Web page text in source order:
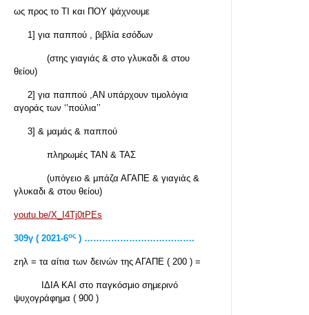
ως προς το ΤΙ και ΠΟΥ ψάχνουμε
1] για παππού , βιβλία εσόδων
(στης γιαγιάς & στο γλυκαδι & στου
θείου)
2] για παππού ,ΑΝ υπάρχουν τιμολόγια
αγοράς των ‘’πούλια’’
3] & μαμάς & παππού
πληρωμές ΤΑΝ & ΤΑΣ
(υπόγειο & μπάζα ΑΓΑΠΕ & γιαγιάς &
γλυκαδι & στου θείου)
youtu.be/X_I4Tj0tPEs
309γ ( 2021-6ος ) ……………………………….
zηλ = τα αίτια των δεινών της ΑΓΑΠΕ ( 200 ) =
ΙΔΙΑ ΚΑΙ στο παγκόσμιο σημερινό
ψυχογράφημα ( 900 )